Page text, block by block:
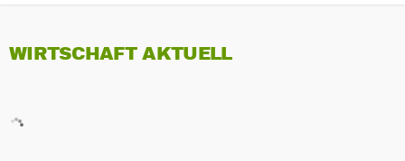
WIRTSCHAFT AKTUELL